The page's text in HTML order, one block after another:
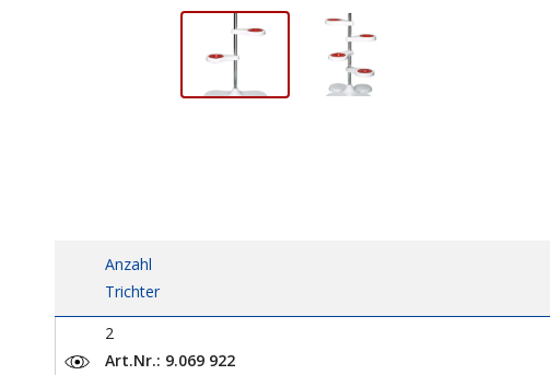
Anzahl
Trichter
2
Art.Nr.: 9.069 922